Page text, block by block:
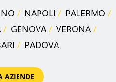
NAPOLI
PALERMO
GENOVA
VERONA
PADOVA
AZIENDE